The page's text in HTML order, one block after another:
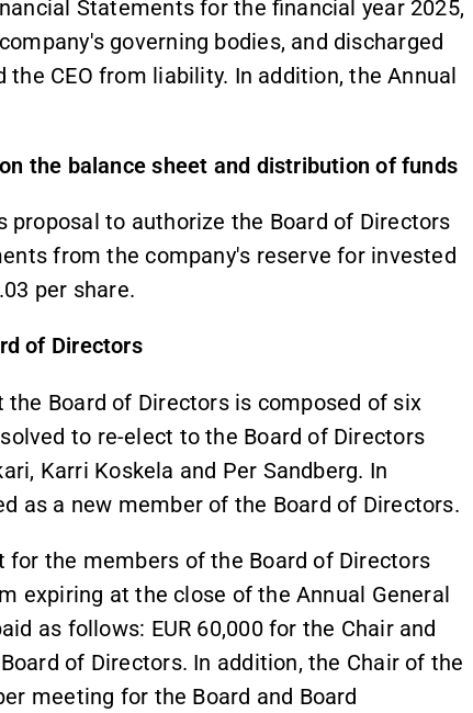
Statements for the financial year 2025,
governing bodies, and discharged
CEO from liability. In addition, the Annual
the balance sheet and distribution of funds
proposal to authorize the Board of Directors
from the company's reserve for invested
per share.
of Directors
Board of Directors is composed of six
to re-elect to the Board of Directors
Karri Koskela and Per Sandberg. In
as a new member of the Board of Directors.
the members of the Board of Directors
expiring at the close of the Annual General
as follows: EUR 60,000 for the Chair and
of Directors. In addition, the Chair of the
meeting for the Board and Board